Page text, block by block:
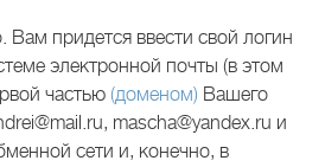
Вам придется ввести свой логин
электронной почты (в этом
частью (доменом) Вашего
mascha@yandex.ru и
сети и, конечно, в